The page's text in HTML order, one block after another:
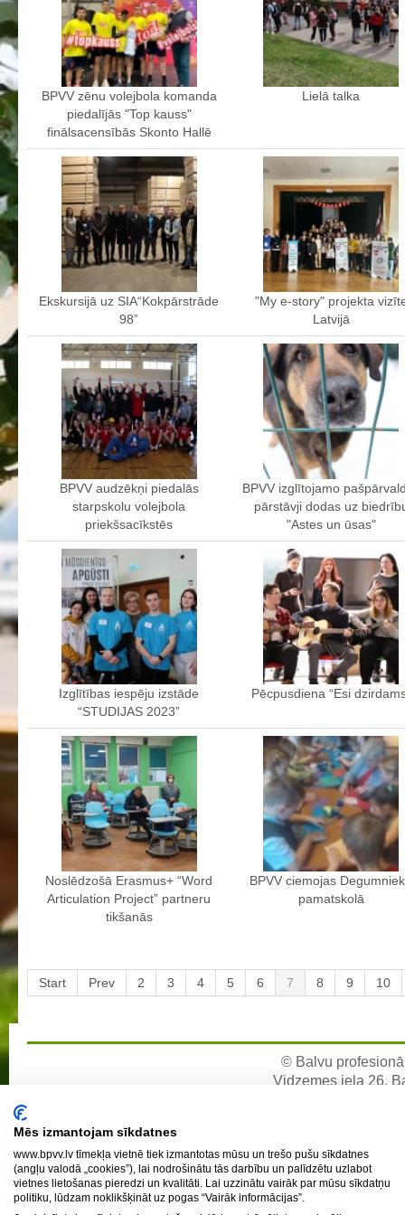
Aktualizētais pašvērtējuma ziņojums 2024
Aktualizētais pašvērtējuma ziņojums 2025
BPVV attīstības un investīciju stratēģijas plāns
Investīciju un attīstības stratēģija
Skolas telpu īres cenrādis
Skolas internāts
Biedrība
BPVV ciklogramma
Nolikums
Konvents
Latvijas Koks "Biedra sertifikāts"
Vispārējās izglītības programmas
Valsts aizsardzības mācību programma
Profesionālās izglītības programmas
Kokizstrādājumu izgatavošana
Šūto izstrādājumu ražošanas tehnoloģija
Bērnu aprūpe
Komerczinības
Skaistumkopšanas pakalpojumi
Koksnes materiālu apstrādātājs
Frizieris
Klašu audzinātāju saraksts
Interešu izglītība un pulciņi
Mācību stundu norises laiki
BPVV skolotāju konsultāciju grafiks 2025./2026. m.g.
Normatīvie akti
Audzināšanas darba prioritātes
Mācīšanās grupas
Individuālie nepieciešamie mācību līdzekļi un piederumi darbam
stundās
Ēdienkarte
Fotogrāfijas
BPVV zēnu volejbola komanda
piedalījās "Top kauss"
finālsacensībās Skonto Hallē
Lielā talka
Ekskursijā uz SIA“Kokpārstrāde
98”
"My e-story" projekta
Latvijā
BPVV audzēkņi piedalās
starpskolu volejbola
priekšsacīkstēs
BPVV izglītojamo
pārstāvji dodas uz
"Astes un ūsas"
Izglītības iespēju izstāde
“STUDIJAS 2023”
Pēcpusdiena “Esi
Noslēdzošā Erasmus+ “Word
Articulation Project” partneru
tikšanās
BPVV ciemojas
pamatskolā
Start Prev 2 3 4 5 6 7 8 9 10
© Balvu
Vidzemes iela 26,
Mēs izmantojam sīkdatnes
www.bpvv.lv tīmekļa vietnē tiek izmantotas mūsu un trešo pušu sīkdatnes
(angļu valodā „cookies”), lai nodrošinātu tās darbību un palīdzētu uzlabot
vietnes lietošanas pieredzi un kvalitāti. Lai uzzinātu vairāk par mūsu sīkdatņu
politiku, lūdzam noklikšķināt uz pogas “Vairāk informācijas”.